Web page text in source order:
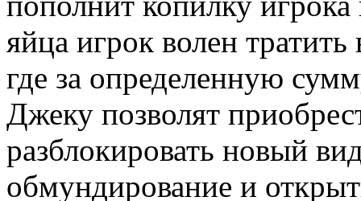
яйца игрок волен
где за определенную
Джеку позволят
разблокировать новый
обмундирование и